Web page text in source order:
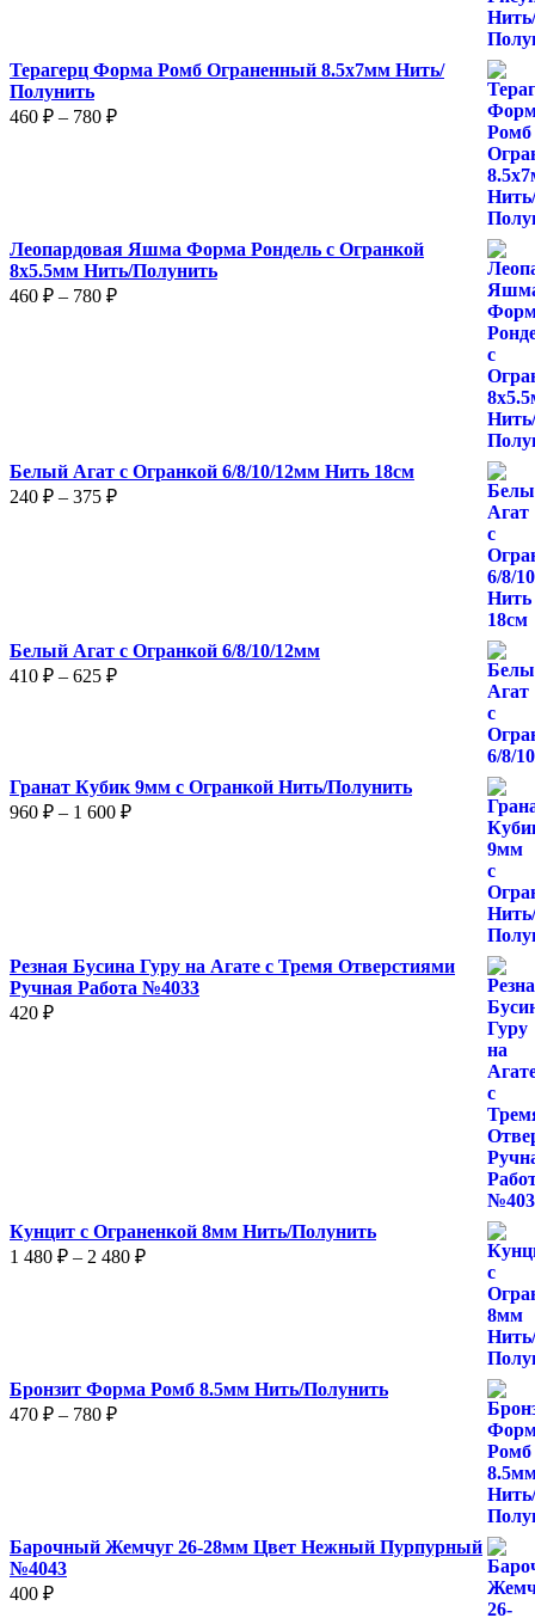
Терагерц Форма Ромб Ограненный 8.5х7мм Нить/
Полунить
460 ₽ – 780 ₽Диапазон
Леопардовая Яшма Форма Рондель с Огранкой
8х5.5мм Нить/Полунить
460 ₽ – 780 ₽Диапазон
Белый Агат с Огранкой 6/8/10/12мм Нить 18см
240 ₽ – 375 ₽Диапазон
Белый Агат с Огранкой 6/8/10/12мм
410 ₽ – 625 ₽Диапазон
Гранат Кубик 9мм с Огранкой Нить/Полунить
960 ₽ – 1 600 ₽Диапазон
Резная Бусина Гуру на Агате с Тремя Отверстиями
Ручная Работа №4033
420 ₽
Кунцит с Ограненкой 8мм Нить/Полунить
1 480 ₽ – 2 480 ₽Диапазон
480 ₽
Бронзит Форма Ромб 8.5мм Нить/Полунить
470 ₽ – 780 ₽Диапазон
Барочный Жемчуг 26-28мм Цвет Нежный Пурпурный
№4043
400 ₽